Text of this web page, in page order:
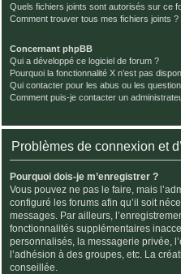
Quels fichiers joints sont autorisés sur ce
Comment trouver tous mes fichiers joints ?
Concernant phpBB
Qui a développé ce logiciel de forum ?
Pourquoi la fonctionnalité X n’est pas
Qui contacter pour les abus ou les
Comment puis-je contacter un
Problèmes de connexion et
Pourquoi dois-je m’enregistrer ?
Vous pouvez ne pas le faire, mais
configuré les forums afin qu’il soit
messages. Par ailleurs,
fonctionnalités supplémentaires
personnalisés, la messagerie privée,
l’adhésion à des groupes, etc. La
conseillée.